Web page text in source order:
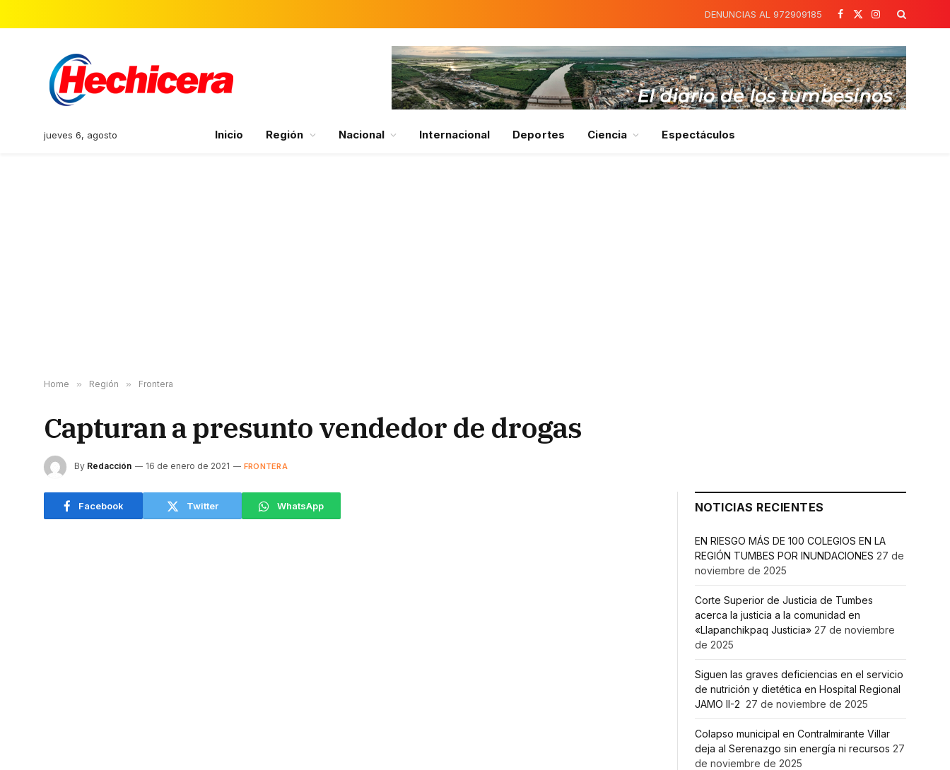
DENUNCIAS AL 972909185
Facebook
X
Instagram
jueves 6, agosto Inicio Región Nacional Internacional Deportes Ciencia Espectáculos
Home » Región » Frontera
Capturan a presunto vendedor de drogas
By Redacción 16 de enero de 2021 FRONTERA
Facebook Twitter WhatsApp NOTICIAS RECIENTES
EN RIESGO MÁS DE 100 COLEGIOS EN LA
REGIÓN TUMBES POR INUNDACIONES 27 de
noviembre de 2025
Corte Superior de Justicia de Tumbes
acerca la justicia a la comunidad en
«Llapanchikpaq Justicia» 27 de noviembre
de 2025
Siguen las graves deficiencias en el servicio
de nutrición y dietética en Hospital Regional
JAMO II-2 27 de noviembre de 2025
Colapso municipal en Contralmirante Villar
deja al Serenazgo sin energía ni recursos 27
de noviembre de 2025